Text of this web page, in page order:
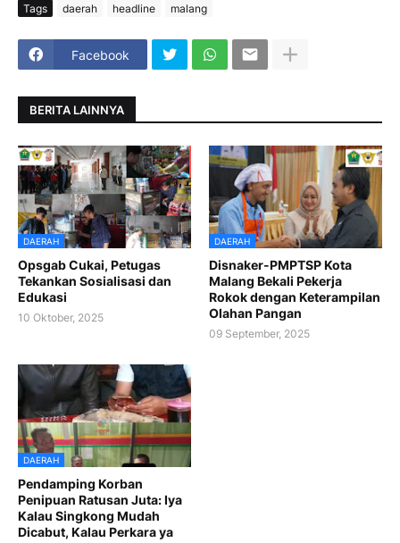
Tags daerah headline malang
Facebook
BERITA LAINNYA
DAERAH
Opsgab Cukai, Petugas
Tekankan Sosialisasi dan
Edukasi
10 Oktober, 2025
DAERAH
Disnaker-PMPTSP Kota
Malang Bekali Pekerja
Rokok dengan Keterampilan
Olahan Pangan
09 September, 2025
DAERAH
Pendamping Korban
Penipuan Ratusan Juta: Iya
Kalau Singkong Mudah
Dicabut, Kalau Perkara ya